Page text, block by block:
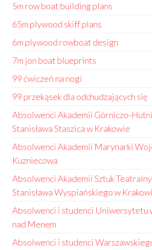
5m row boat building plans
65m plywood skiff plans
6m plywood rowboat design
7m jon boat blueprints
99 ćwiczeń na nogi
99 przekąsek dla odchudzających się
Absolwenci Akademii Górniczo-
Stanisława Staszica w Krakowie
Absolwenci Akademii Marynarki
Kuzniecowa
Absolwenci Akademii Sztuk
Stanisława Wyspiańskiego w
Absolwenci i studenci Uniwersytetu
nad Menem
Absolwenci i studenci